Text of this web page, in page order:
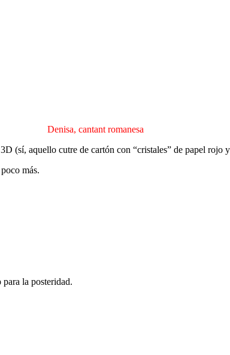
Denisa, cantant romanesa
(sí, aquello cutre de cartón con “cristales” de papel rojo
más.
la posteridad.